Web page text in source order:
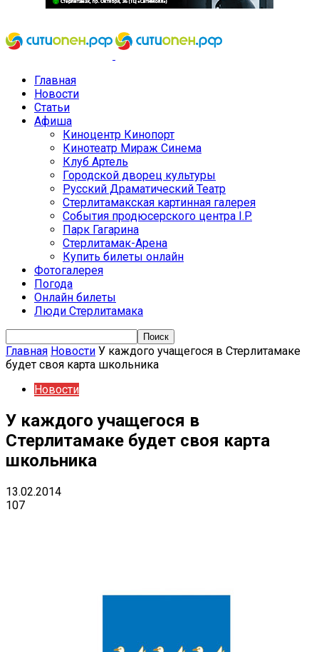
Главная
Новости
Статьи
Афиша
Киноцентр Кинопорт
Кинотеатр Мираж Синема
Клуб Артель
Городской дворец культуры
Русский Драматический Театр
Стерлитамакская картинная галерея
События продюсерского центра I.P.
Парк Гагарина
Стерлитамак-Арена
Купить билеты онлайн
Фотогалерея
Погода
Онлайн билеты
Люди Стерлитамака
Главная Новости У каждого учащегося в Стерлитамаке
будет своя карта школьника
Новости
У каждого учащегося в
Стерлитамаке будет своя карта
школьника
13.02.2014
107